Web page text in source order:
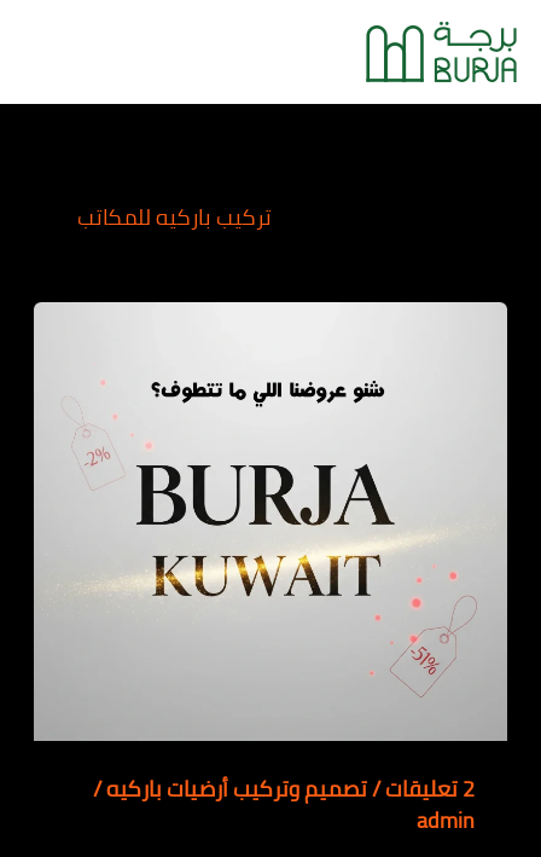
تخطي
إلى
المحتوى
تركيب باركيه للمكاتب
2 تعليقات /تصميم وتركيب أرضيات باركيه/
admin